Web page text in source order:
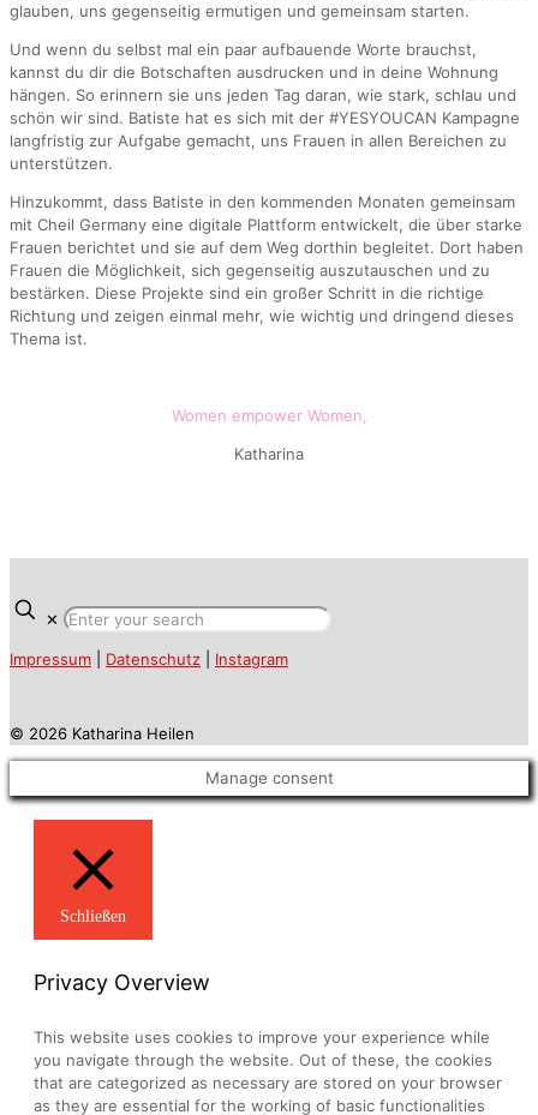
glauben, uns gegenseitig ermutigen und gemeinsam starten.
Und wenn du selbst mal ein paar aufbauende Worte brauchst,
kannst du dir die Botschaften ausdrucken und in deine Wohnung
hängen. So erinnern sie uns jeden Tag daran, wie stark, schlau und
schön wir sind. Batiste hat es sich mit der #YESYOUCAN Kampagne
langfristig zur Aufgabe gemacht, uns Frauen in allen Bereichen zu
unterstützen.
Hinzukommt, dass Batiste in den kommenden Monaten gemeinsam
mit Cheil Germany eine digitale Plattform entwickelt, die über starke
Frauen berichtet und sie auf dem Weg dorthin begleitet. Dort haben
Frauen die Möglichkeit, sich gegenseitig auszutauschen und zu
bestärken. Diese Projekte sind ein großer Schritt in die richtige
Richtung und zeigen einmal mehr, wie wichtig und dringend dieses
Thema ist.
Women empower Women,
Katharina
✕
Impressum Datenschutz Instagram
© 2026 Katharina Heilen
Manage consent
Schließen
Privacy Overview
This website uses cookies to improve your experience while
you navigate through the website. Out of these, the cookies
that are categorized as necessary are stored on your browser
as they are essential for the working of basic functionalities